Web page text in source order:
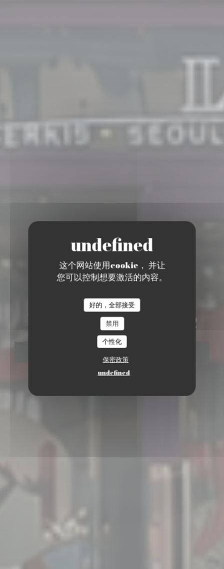
这个网站使用cookie， 并让
您可以控制想要激活的内容。
好的，全部接受
禁用
个性化
保密政策
undefined
Le-S by Sérris Séoul BBQ